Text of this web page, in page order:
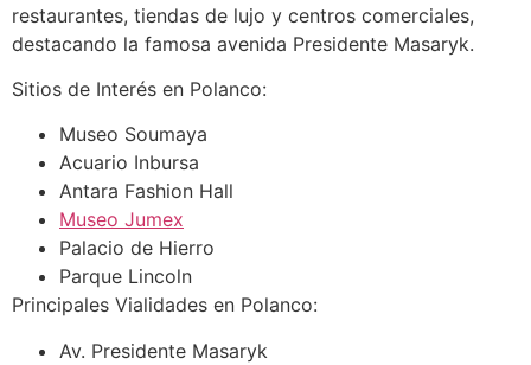
restaurantes, tiendas de lujo y centros comerciales,
destacando la famosa avenida Presidente Masaryk.
Sitios de Interés en Polanco:
Museo Soumaya
Acuario Inbursa
Antara Fashion Hall
Museo Jumex
Palacio de Hierro
Parque Lincoln
Principales Vialidades en Polanco:
Av. Presidente Masaryk